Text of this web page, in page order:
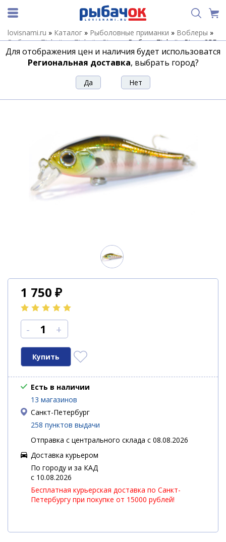
lovisnami.ru » Каталог » Рыболовные приманки » Воблеры »
Воблеры Zipbaits»Zipbaits-Rigge»Воблер Zipbaits Rigge 35F
#509
Воблер Zipbaits Rigge 35F #509
1 750 ₽
- +
Есть в наличии
13 магазинов
Санкт-Петербург
258 пунктов выдачи
Отправка с центрального склада с 08.08.2026
Доставка курьером
По городу и за КАД
c 10.08.2026
Бесплатная курьерская доставка по Санкт-
Петербургу при покупке от 15000 рублей!
Для отображения цен и наличия будет использоватся
Региональная доставка, выбрать город?